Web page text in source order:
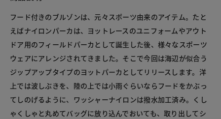
フード付きのブルゾンは、元々スポーツ由来のアイテム。たと
えばナイロンパーカは、ヨットレースのユニフォームやアウト
ドア用のフィールドパーカとして誕生した後、様々なスポーツ
ウェアにアレンジされてきました。そこで今回は海辺が似合う
ジップアップタイプのヨットパーカとしてリリースします。洋
上では波しぶきを、陸の上では小雨ぐらいならフードをかぶっ
てしのげるように、ワッシャーナイロンは撥水加工済み。くし
ゃくしゃと丸めてバッグに放り込んでおいても、取り出してシ